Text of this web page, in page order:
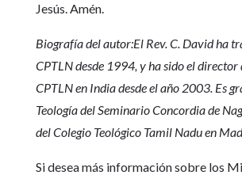
Jesús. Amén.
Biografía del autor:El Rev. C. David ha
CPTLN desde 1994, y ha sido el director
CPTLN en India desde el año 2003. Es
Teología del Seminario Concordia de
del Colegio Teológico Tamil Nadu en
Si desea más información sobre los